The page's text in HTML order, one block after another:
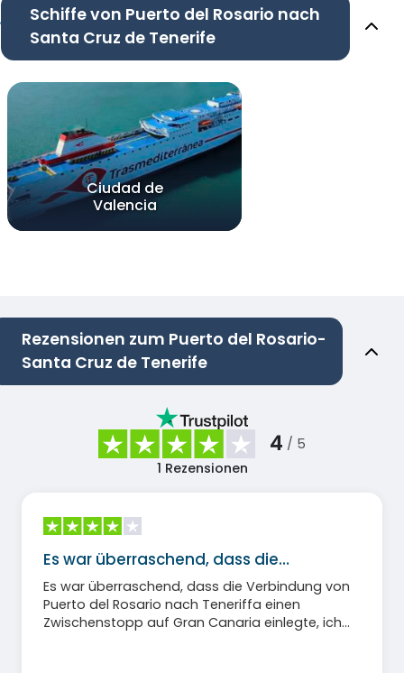
Schiffe von Puerto del Rosario nach
Santa Cruz de Tenerife
Ciudad de
Valencia
Rezensionen zum Puerto del Rosario-
Santa Cruz de Tenerife
4 / 5
1 Rezensionen
Es war überraschend, dass die…
Es war überraschend, dass die Verbindung von
Puerto del Rosario nach Teneriffa einen
Zwischenstopp auf Gran Canaria einlegte, ich